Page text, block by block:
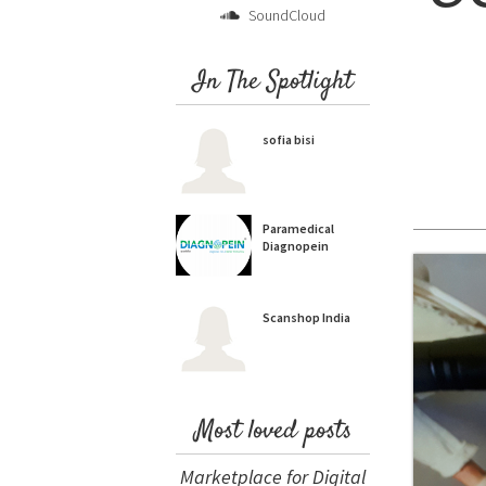
SoundCloud
In The Spotlight
sofia bisi
Paramedical
Diagnopein
Scanshop India
Most loved posts
Marketplace for Digital